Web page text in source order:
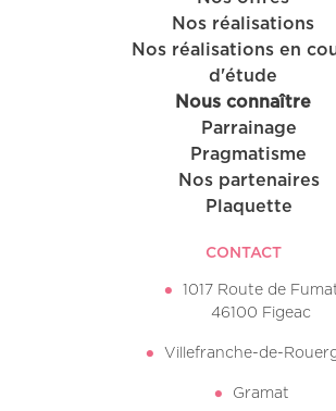
Nos réalisations
Nos réalisations en
d'étude
Nous connaître
Parrainage
Pragmatisme
Nos partenaires
Plaquette
CONTACT
1017 Route de
46100 Figeac
Villefranche-de-
Gramat